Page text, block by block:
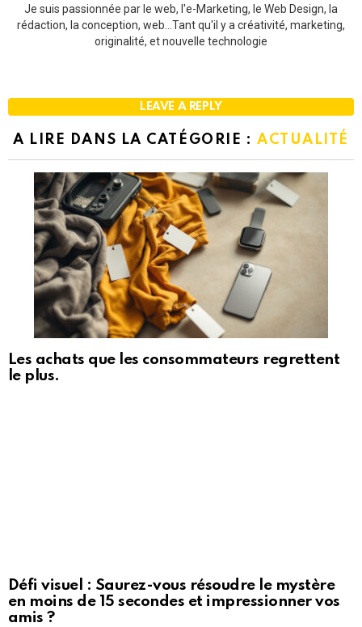
Je suis passionnée par le web, l'e-Marketing, le Web Design, la
rédaction, la conception, web...Tant qu'il y a créativité, marketing,
originalité, et nouvelle technologie
LEAVE A REPLY
A LIRE DANS LA CATÉGORIE : ACTUALITÉ
Les achats que les consommateurs regrettent
le plus.
Défi visuel : Saurez-vous résoudre le mystère
en moins de 15 secondes et impressionner vos
amis ?